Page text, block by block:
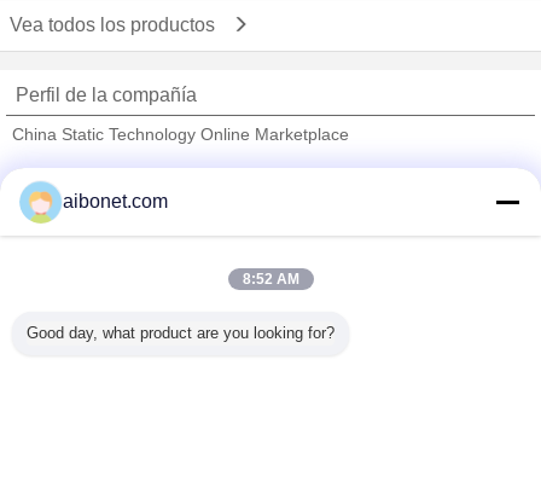
Vea todos los productos
Perfil de la compañía
China Static Technology Online Marketplace
Trust Seal
Todos los productos
aibonet.com
8:52 AM
Good day, what product are you looking for?